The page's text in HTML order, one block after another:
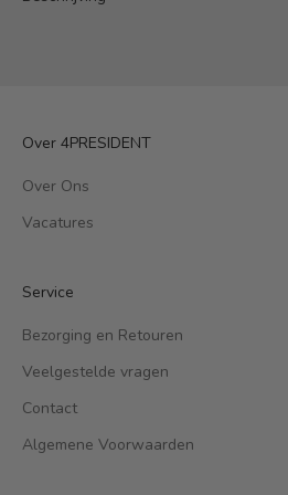
Over 4PRESIDENT
Over Ons
Vacatures
Service
Bezorging en Retouren
Veelgestelde vragen
Contact
Algemene Voorwaarden